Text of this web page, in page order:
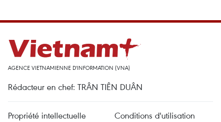
AGENCE VIETNAMIENNE D'INFORMATION (VNA)
Rédacteur en chef: TRÂN TIÊN DUÂN
Propriété intellectuelle Conditions d'utilisation